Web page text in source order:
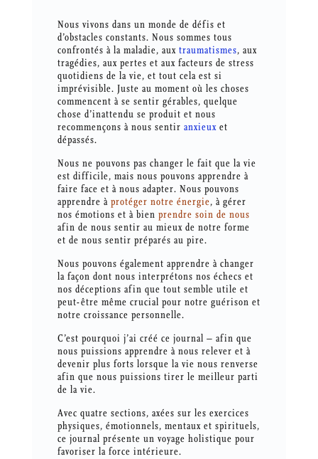
Nous vivons dans un monde de défis et
d’obstacles constants. Nous sommes tous
confrontés à la maladie, aux traumatismes, aux
tragédies, aux pertes et aux facteurs de stress
quotidiens de la vie, et tout cela est si
imprévisible. Juste au moment où les choses
commencent à se sentir gérables, quelque
chose d’inattendu se produit et nous
recommençons à nous sentir anxieuxet
dépassés.
Nous ne pouvons pas changer le fait que la vie
est difficile, mais nous pouvons apprendre à
faire face et à nous adapter. Nous pouvons
apprendre à protéger notre énergie, à gérer
nos émotions et à bien prendre soin de nous
afin de nous sentir au mieux de notre forme
et de nous sentir préparés au pire.
Nous pouvons également apprendre à changer
la façon dont nous interprétons nos échecs et
nos déceptions afin que tout semble utile et
peut-être même crucial pour notre guérison et
notre croissance personnelle.
C’est pourquoi j’ai créé ce journal – afin que
nous puissions apprendre à nous relever et à
devenir plus forts lorsque la vie nous renverse
afin que nous puissions tirer le meilleur parti
de la vie.
Avec quatre sections, axées sur les exercices
physiques, émotionnels, mentaux et spirituels,
ce journal présente un voyage holistique pour
favoriser la force intérieure.